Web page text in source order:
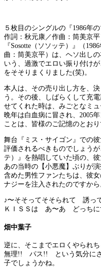
５枚目のシングルの『1986年
作詞：秋元康／作曲：筒美京
『Sosotte（ソソッテ）』（
曲：筒美京平）は、ヘソ出し
いう、過激でエロい振り付け
をそそりまくりました(笑)。
本人は、その売り出し方を、
う。その後、しばらくして充
せてくれた時は、みごとなミ
晩年は白血病に冒され、2005
ことは、皆様のご記憶のとおり
舞台『ミス・サイゴン』での
評価されるべきものでしょう
テ）』を熱唱していた頃の、
あの当時の【小悪魔】ぶりが
含めた男性ファンたちは、彼
ナジーを注入されたのですから
♪〜そそってそそられて 誘っ
ＫＩＳＳは あ〜あ どっちに
畑中葉子
逆に、そこまでエロくやられ
無理!! パス!! という気分にさ
子でしょうかね。